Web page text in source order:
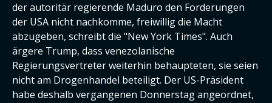
der autoritär regierende Maduro den Forderungen
der USA nicht nachkomme, freiwillig die Macht
abzugeben, schreibt die "New York Times". Auch
ärgere Trump, dass venezolanische
Regierungsvertreter weiterhin behaupteten, sie seien
nicht am Drogenhandel beteiligt. Der US-Präsident
habe deshalb vergangenen Donnerstag angeordnet,